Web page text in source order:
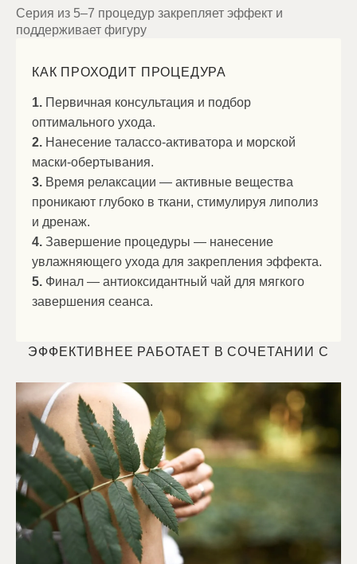
Серия из 5–7 процедур закрепляет эффект и
поддерживает фигуру
КАК ПРОХОДИТ ПРОЦЕДУРА
1. Первичная консультация и подбор
оптимального ухода.
2. Нанесение талассо-активатора и морской
маски-обертывания.
3. Время релаксации — активные вещества
проникают глубоко в ткани, стимулируя липолиз
и дренаж.
4. Завершение процедуры — нанесение
увлажняющего ухода для закрепления эффекта.
5. Финал — антиоксидантный чай для мягкого
завершения сеанса.
ЭФФЕКТИВНЕЕ РАБОТАЕТ В СОЧЕТАНИИ С